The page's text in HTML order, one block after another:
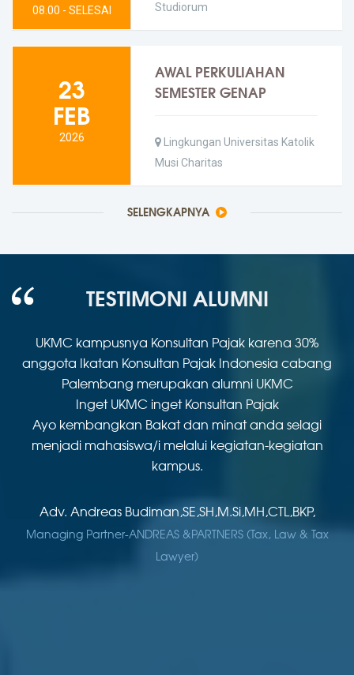
08.00 - SELESAI
Studiorum
23
FEB
2026
AWAL PERKULIAHAN
SEMESTER GENAP
Lingkungan Universitas Katolik
Musi Charitas
SELENGKAPNYA
TESTIMONI ALUMNI
UKMC kampusnya Konsultan Pajak karena 30%
anggota Ikatan Konsultan Pajak Indonesia cabang
Palembang merupakan alumni UKMC
Inget UKMC inget Konsultan Pajak
Ayo kembangkan Bakat dan minat anda selagi
menjadi mahasiswa/i melalui kegiatan-kegiatan
kampus.
Adv. Andreas Budiman,SE,SH,M.Si,MH,CTL,BKP,
Managing Partner-ANDREAS &PARTNERS (Tax, Law & Tax
Lawyer)